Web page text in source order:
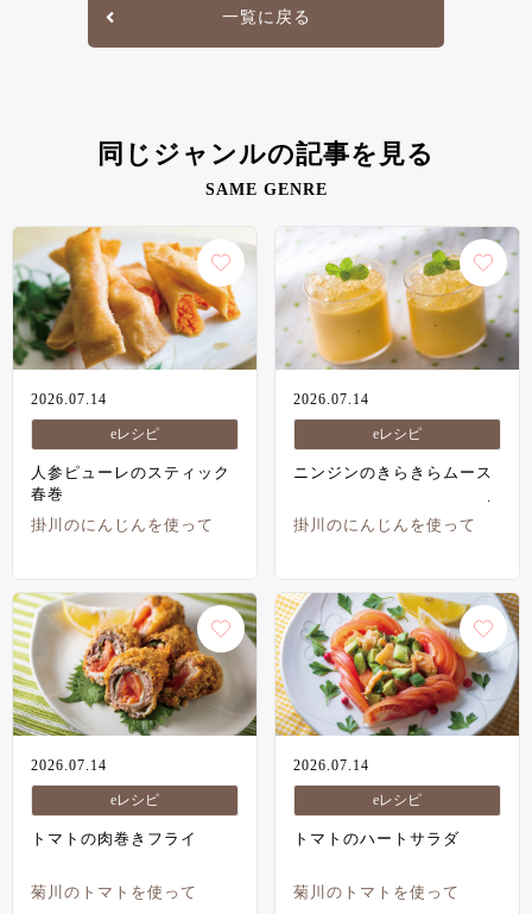
一覧に戻る
同じジャンルの記事を見る
SAME GENRE
2026.07.14
eレシピ
人参ピューレのスティック
春巻
掛川のにんじんを使って
2026.07.14
eレシピ
ニンジンのきらきらムース
掛川のにんじんを使って
2026.07.14
eレシピ
トマトの肉巻きフライ
菊川のトマトを使って
2026.07.14
eレシピ
トマトのハートサラダ
菊川のトマトを使って